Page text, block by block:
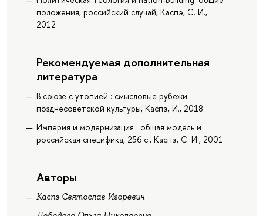
положения, российский случай, Каспэ, С. И.,
2012
Рекомендуемая дополнительная
литература
В союзе с утопией : смысловые рубежи
позднесоветской культуры, Каспэ, И., 2018
Империя и модернизация : общая модель и
российская специфика, 256 с., Каспэ, С. И., 2001
Авторы
Каспэ Святослав Игоревич